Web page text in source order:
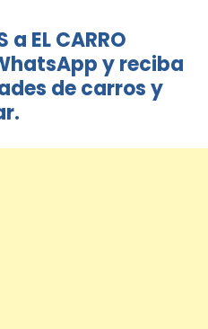
EL CARRO
y reciba
de carros y